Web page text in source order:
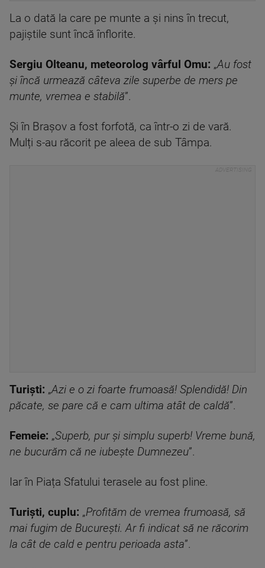
La o dată la care pe munte a și nins în trecut,
pajiștile sunt încă înflorite.
Sergiu Olteanu, meteorolog vârful Omu: „Au fost
și încă urmează câteva zile superbe de mers pe
munte, vremea e stabilă”.
Și în Brașov a fost forfotă, ca într-o zi de vară.
Mulți s-au răcorit pe aleea de sub Tâmpa.
Turiști: „Azi e o zi foarte frumoasă! Splendidă! Din
păcate, se pare că e cam ultima atât de caldă”.
Femeie: „Superb, pur și simplu superb! Vreme bună,
ne bucurăm că ne iubește Dumnezeu”.
Iar în Piața Sfatului terasele au fost pline.
Turiști, cuplu: „Profităm de vremea frumoasă, să
mai fugim de București. Ar fi indicat să ne răcorim
la cât de cald e pentru perioada asta”.